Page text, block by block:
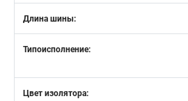
Длина шины:
Типоисполнение:
Цвет изолятора: